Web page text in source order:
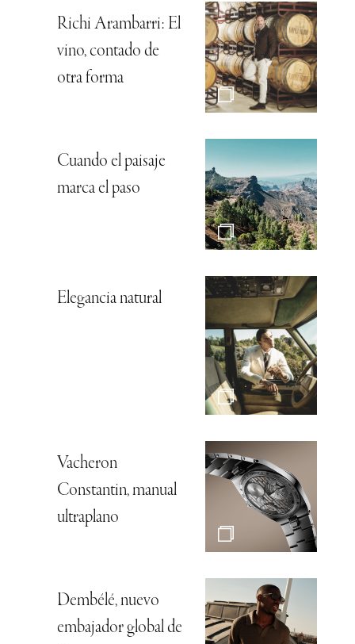
Richi Arambarri: El
vino, contado de
otra forma
Cuando el paisaje
marca el paso
Elegancia natural
Vacheron
Constantin, manual
ultraplano
Dembélé, nuevo
embajador global de